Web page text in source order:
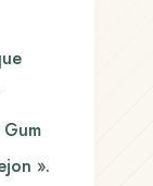
».